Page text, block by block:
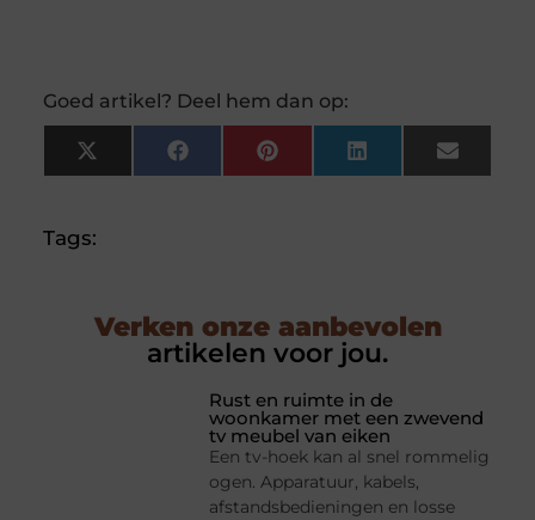
Goed artikel? Deel hem dan op:
X
(Twitter)
FacebookPinterestLinkedInEmail
Tags:
Verken onze aanbevolen
artikelen voor jou.
Rust en ruimte in de
woonkamer met een zwevend
tv meubel van eiken
Een tv-hoek kan al snel rommelig
ogen. Apparatuur, kabels,
afstandsbedieningen en losse